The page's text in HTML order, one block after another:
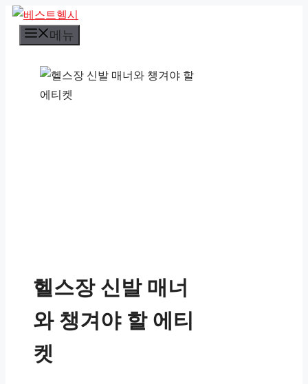
컨
메뉴
헬스장 신발 매너
와 챙겨야 할 에티
켓